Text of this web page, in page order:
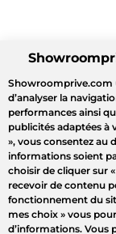
Showroomprive.com
d’analyser la
performances ainsi
publicités adaptées à
», vous consentez au
informations soient
choisir de cliquer sur
recevoir de contenu
fonctionnement du
mes choix » vous
d’informations. Vous